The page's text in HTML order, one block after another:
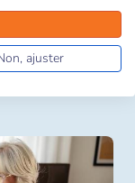
pour vous
à votre charge,
ou une
ajuster